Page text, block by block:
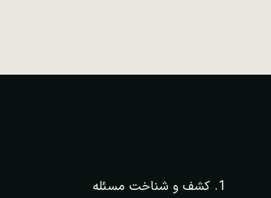
کشف و شناخت مسئله